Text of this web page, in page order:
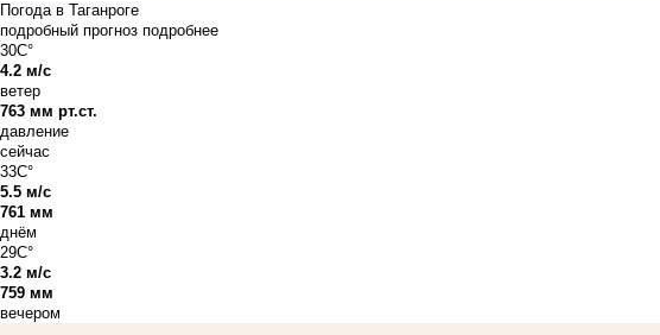
Погода в Таганроге
подробный прогноз подробнее
30C°
4.2 м/с
ветер
763 мм рт.ст.
давление
сейчас
33C°
5.5 м/с
761 мм
днём
29C°
3.2 м/с
759 мм
вечером